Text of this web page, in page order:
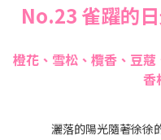
No.23 雀躍的
橙花、雪松、欖香、豆
香
灑落的陽光隨著徐徐